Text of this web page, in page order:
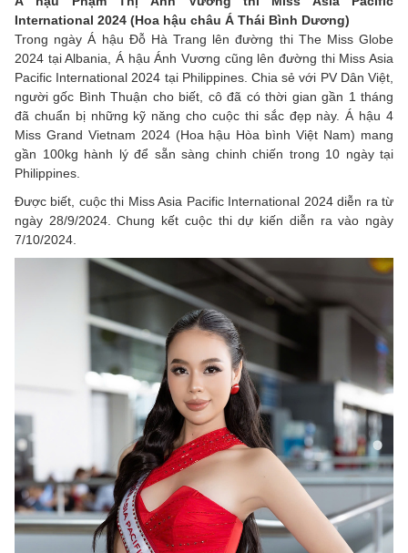
International 2024 (Hoa hậu châu Á Thái Bình Dương)
Trong ngày Á hậu Đỗ Hà Trang lên đường thi The Miss Globe
2024 tại Albania, Á hậu Ánh Vương cũng lên đường thi Miss Asia
Pacific International 2024 tại Philippines. Chia sẻ với PV Dân Việt,
người gốc Bình Thuận cho biết, cô đã có thời gian gần 1 tháng
đã chuẩn bị những kỹ năng cho cuộc thi sắc đẹp này. Á hậu 4
Miss Grand Vietnam 2024 (Hoa hậu Hòa bình Việt Nam) mang
gần 100kg hành lý để sẵn sàng chinh chiến trong 10 ngày tại
Philippines.
Được biết, cuộc thi Miss Asia Pacific International 2024 diễn ra từ
ngày 28/9/2024. Chung kết cuộc thi dự kiến diễn ra vào ngày
7/10/2024.